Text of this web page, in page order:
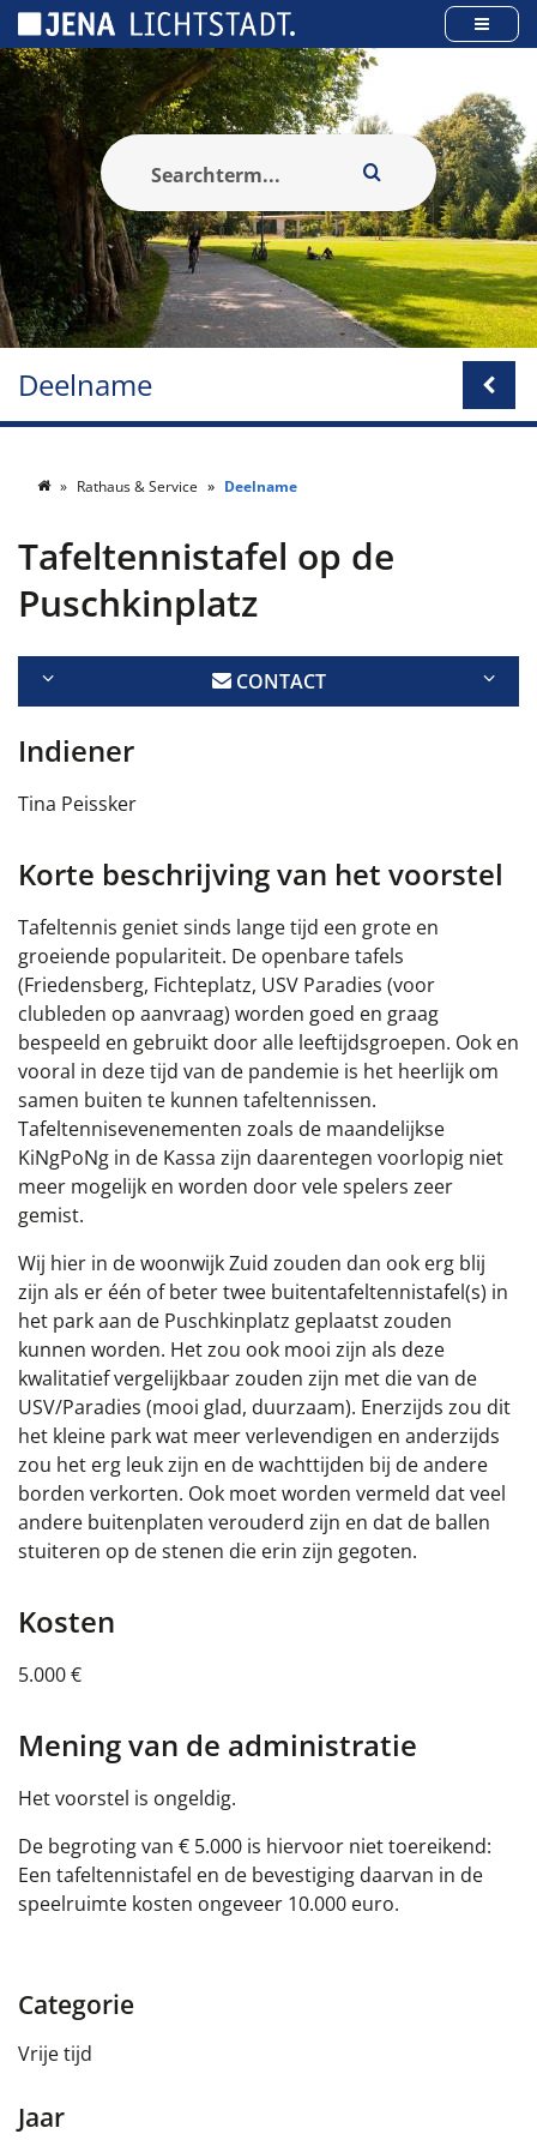
Deelname
Rathaus & Service Deelname
Tafeltennistafel op de
Puschkinplatz
CONTACT
Indiener
Tina Peissker
Korte beschrijving van het voorstel
Tafeltennis geniet sinds lange tijd een grote en
groeiende populariteit. De openbare tafels
(Friedensberg, Fichteplatz, USV Paradies (voor
clubleden op aanvraag) worden goed en graag
bespeeld en gebruikt door alle leeftijdsgroepen. Ook en
vooral in deze tijd van de pandemie is het heerlijk om
samen buiten te kunnen tafeltennissen.
Tafeltennisevenementen zoals de maandelijkse
KiNgPoNg in de Kassa zijn daarentegen voorlopig niet
meer mogelijk en worden door vele spelers zeer
gemist.
Wij hier in de woonwijk Zuid zouden dan ook erg blij
zijn als er één of beter twee buitentafeltennistafel(s) in
het park aan de Puschkinplatz geplaatst zouden
kunnen worden. Het zou ook mooi zijn als deze
kwalitatief vergelijkbaar zouden zijn met die van de
USV/Paradies (mooi glad, duurzaam). Enerzijds zou dit
het kleine park wat meer verlevendigen en anderzijds
zou het erg leuk zijn en de wachttijden bij de andere
borden verkorten. Ook moet worden vermeld dat veel
andere buitenplaten verouderd zijn en dat de ballen
stuiteren op de stenen die erin zijn gegoten.
Kosten
5.000 €
Mening van de administratie
Het voorstel is ongeldig.
De begroting van € 5.000 is hiervoor niet toereikend:
Een tafeltennistafel en de bevestiging daarvan in de
speelruimte kosten ongeveer 10.000 euro.
Categorie
Vrije tijd
Jaar
Cookies beheer paneel